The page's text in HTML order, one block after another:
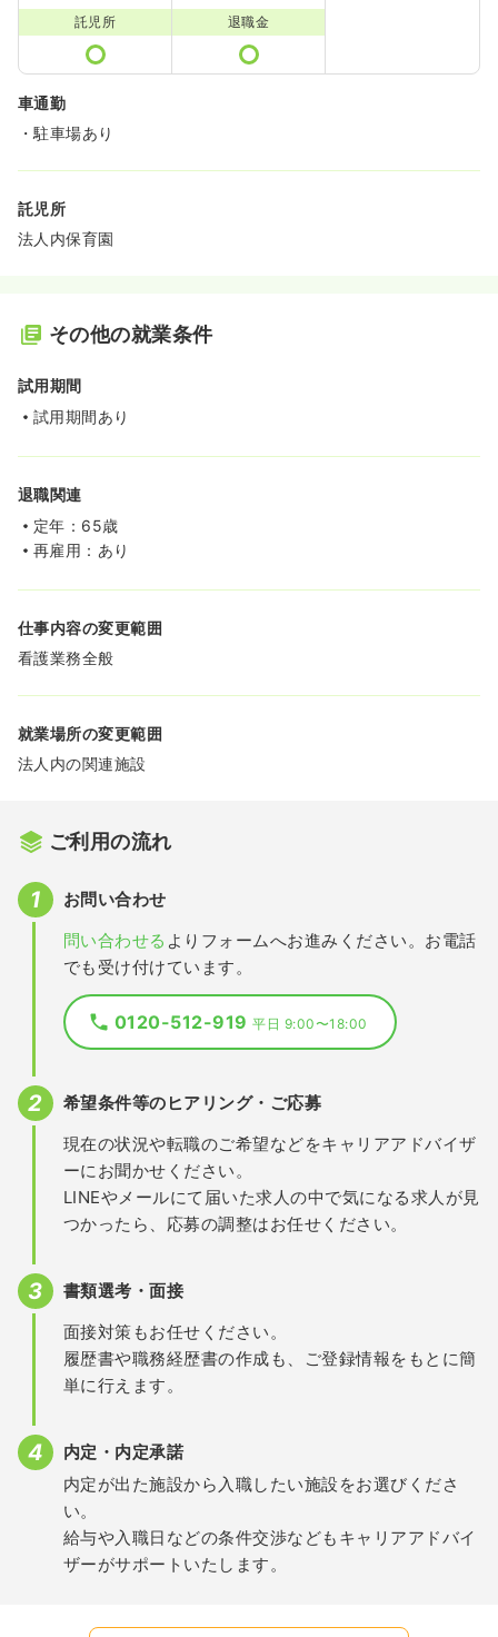
託児所 退職金
車通勤
・駐車場あり
託児所
法人内保育園
その他の就業条件
試用期間
試用期間あり
退職関連
定年：65歳
再雇用：あり
仕事内容の変更範囲
看護業務全般
就業場所の変更範囲
法人内の関連施設
ご利用の流れ
お問い合わせ
問い合わせる よりフォームへお進みください。お電話
でも受け付けています。
0120-512-919平日 9:00〜18:00
希望条件等のヒアリング・ご応募
現在の状況や転職のご希望などをキャリアアドバイザ
ーにお聞かせください。
LINEやメールにて届いた求人の中で気になる求人が見
つかったら、応募の調整はお任せください。
書類選考・面接
面接対策もお任せください。
履歴書や職務経歴書の作成も、ご登録情報をもとに簡
単に行えます。
内定・内定承諾
内定が出た施設から入職したい施設をお選びくださ
い。
給与や入職日などの条件交渉などもキャリアアドバイ
ザーがサポートいたします。